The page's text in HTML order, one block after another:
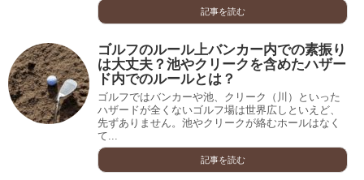
記事を読む
ゴルフのルール上バンカー内での素振り
は大丈夫？池やクリークを含めたハザー
ド内でのルールとは？
ゴルフではバンカーや池、クリーク（川）といった
ハザードが全くないゴルフ場は世界広しといえど、
先ずありません。池やクリークが絡むホールはなく
て...
記事を読む